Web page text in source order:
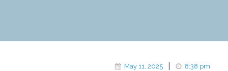
May 11, 2025 8:38 pm